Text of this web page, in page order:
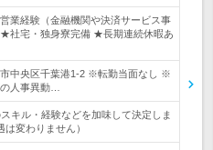
業経験（金融機関や決済サービス事
社宅・独身寮完備 ★長期連続休暇あ
中央区千葉港1-2 ※転勤当面なし ※
人事異動…
キル・経験などを加味して決定しま
変わりません）